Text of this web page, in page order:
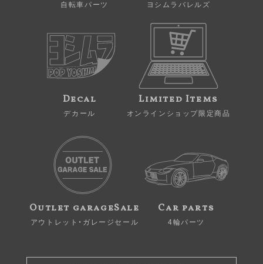
自転車パーツ ヨシムラバレルズ
Decal
デカール
Limited Items
オンラインショップ限定商品
Outlet garageSale
アウトレット・ガレージセール
Car parts
4輪パーツ